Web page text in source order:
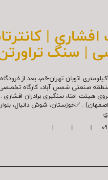
|
| سنگ
✅تهران 30کیلومتری اتوبان تهران-قم، بعد
صنعتی شمس آباد، کارگاه
هیئت امنا، سنگبری برادران
اصفهان) . ✅خوزستان، شوش دانیال،